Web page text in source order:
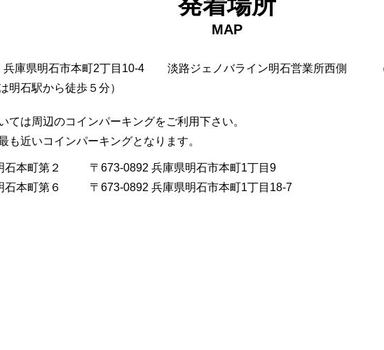
MAP
兵庫県明石市本町2丁目10-4 淡路ジェノバライン明石営業所西側
明石駅から徒歩５分）
ては周辺のコインパーキングをご利用下さい。
も近いコインパーキングとなります。
石本町第２
石本町第６
〒673-0892 兵庫県明石市本町1丁目9
〒673-0892 兵庫県明石市本町1丁目18-7